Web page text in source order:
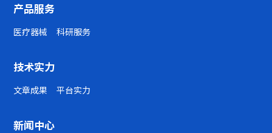
产品服务
医疗器械 科研服务
技术实力
文章成果 平台实力
新闻中心